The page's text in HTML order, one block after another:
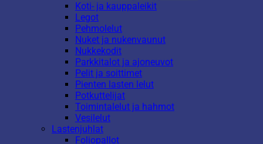
Koti- ja kauppaleikit
Legot
Pehmolelut
Nuket ja nukenvaunut
Nukkekodit
Parkkitalot ja ajoneuvot
Pelit ja soittimet
Pienten lasten lelut
Potkuttelijat
Toimintalelut ja hahmot
Vesilelut
Lastenjuhlat
Foliopallot